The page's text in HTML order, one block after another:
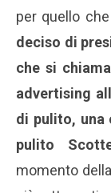
per quello
deciso di
che si
advertising
di pulito, una
pulito
momento